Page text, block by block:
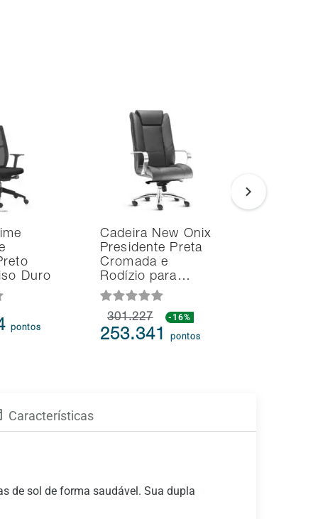
Duro
pontos
Cadeira New Onix
Presidente Preta
Cromada e
Rodízio para…
301.227 -16%
253.341pontos
Características
de sol de forma saudável. Sua dupla